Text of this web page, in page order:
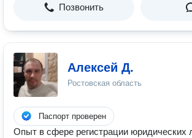
Позвонить
Алексей Д.
Ростовская область
Паспорт проверен
Опыт в сфере регистрации юридических